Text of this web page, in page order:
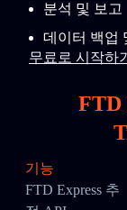
분석 및 보고
데이터 백업
무료로 시작하기
FTD
기능
FTD Express 추